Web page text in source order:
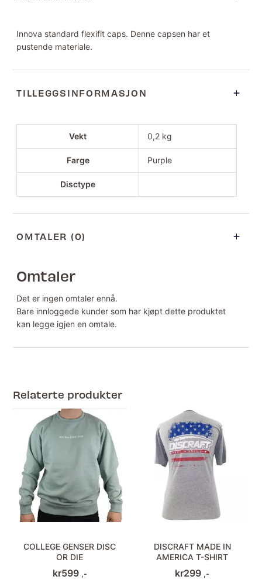
Innova standard flexifit caps. Denne capsen har et
pustende materiale.
TILLEGGSINFORMASJON
Vekt 0,2 kg
Farge Purple
Disctype
OMTALER (0)
Omtaler
Det er ingen omtaler ennå.
Bare innloggede kunder som har kjøpt dette produktet
kan legge igjen en omtale.
Relaterte produkter
COLLEGE GENSER DISC
OR DIE
kr599 ,-
DISCRAFT MADE IN
AMERICA T-SHIRT
kr299 ,-